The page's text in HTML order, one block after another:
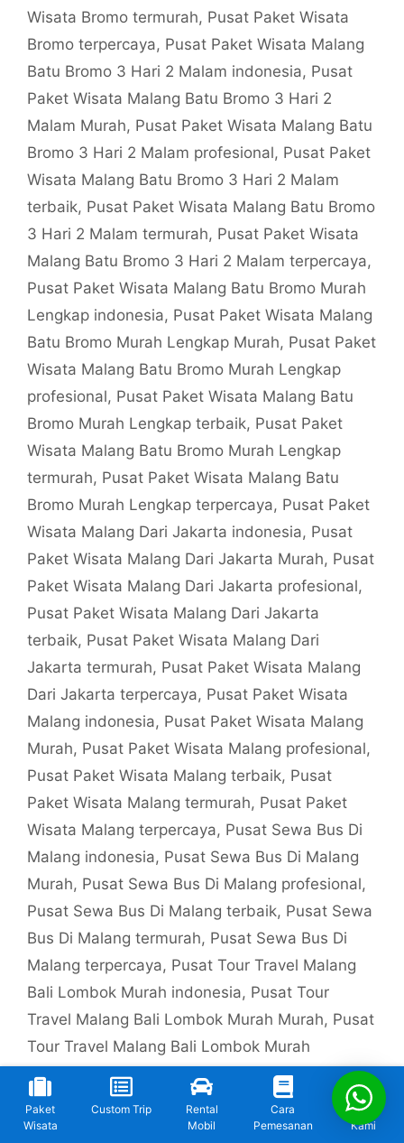
Wisata Bromo termurah, Pusat Paket Wisata
Bromo terpercaya, Pusat Paket Wisata Malang
Batu Bromo 3 Hari 2 Malam indonesia, Pusat
Paket Wisata Malang Batu Bromo 3 Hari 2
Malam Murah, Pusat Paket Wisata Malang Batu
Bromo 3 Hari 2 Malam profesional, Pusat Paket
Wisata Malang Batu Bromo 3 Hari 2 Malam
terbaik, Pusat Paket Wisata Malang Batu Bromo
3 Hari 2 Malam termurah, Pusat Paket Wisata
Malang Batu Bromo 3 Hari 2 Malam terpercaya,
Pusat Paket Wisata Malang Batu Bromo Murah
Lengkap indonesia, Pusat Paket Wisata Malang
Batu Bromo Murah Lengkap Murah, Pusat Paket
Wisata Malang Batu Bromo Murah Lengkap
profesional, Pusat Paket Wisata Malang Batu
Bromo Murah Lengkap terbaik, Pusat Paket
Wisata Malang Batu Bromo Murah Lengkap
termurah, Pusat Paket Wisata Malang Batu
Bromo Murah Lengkap terpercaya, Pusat Paket
Wisata Malang Dari Jakarta indonesia, Pusat
Paket Wisata Malang Dari Jakarta Murah, Pusat
Paket Wisata Malang Dari Jakarta profesional,
Pusat Paket Wisata Malang Dari Jakarta
terbaik, Pusat Paket Wisata Malang Dari
Jakarta termurah, Pusat Paket Wisata Malang
Dari Jakarta terpercaya, Pusat Paket Wisata
Malang indonesia, Pusat Paket Wisata Malang
Murah, Pusat Paket Wisata Malang profesional,
Pusat Paket Wisata Malang terbaik, Pusat
Paket Wisata Malang termurah, Pusat Paket
Wisata Malang terpercaya, Pusat Sewa Bus Di
Malang indonesia, Pusat Sewa Bus Di Malang
Murah, Pusat Sewa Bus Di Malang profesional,
Pusat Sewa Bus Di Malang terbaik, Pusat Sewa
Bus Di Malang termurah, Pusat Sewa Bus Di
Malang terpercaya, Pusat Tour Travel Malang
Bali Lombok Murah indonesia, Pusat Tour
Travel Malang Bali Lombok Murah Murah, Pusat
Tour Travel Malang Bali Lombok Murah
profesional
,Pusat Tour Travel Malang Bali
Lombok Murah terbaik , Pusat Tour Travel
Malang Bali Lombok Murah termurah,Pusat
Paket
Wisata
Custom Trip
Rental
Mobil
Cara
Pemesanan
Kontak
Kami